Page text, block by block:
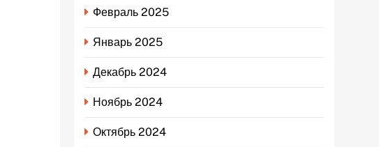
Февраль 2025
Январь 2025
Декабрь 2024
Ноябрь 2024
Октябрь 2024